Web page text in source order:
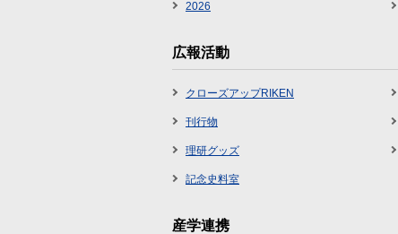
2026
広報活動
クローズアップRIKEN
刊行物
理研グッズ
記念史料室
産学連携